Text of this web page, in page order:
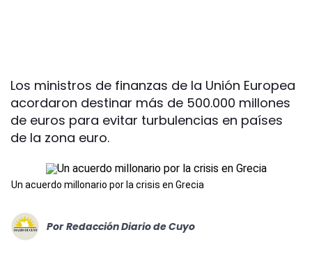
Los ministros de finanzas de la Unión Europea
acordaron destinar más de 500.000 millones
de euros para evitar turbulencias en países
de la zona euro.
Un acuerdo millonario por la crisis en Grecia
Por Redacción Diario de Cuyo